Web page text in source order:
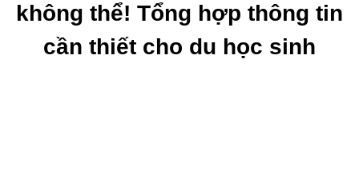
không thể! Tổng hợp thông tin
cần thiết cho du học sinh